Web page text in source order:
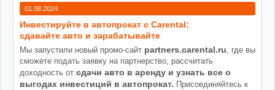
01.08.2024
Инвестируйте в автопрокат с Carental:
сдавайте авто и зарабатывайте
Мы запустили новый промо-сайт partners.carental.ru, где вы
сможете подать заявку на партнерство, рассчитать
доходность от сдачи авто в аренду и узнать все о
выгодах инвестиций в автопрокат. Присоединяйтесь к